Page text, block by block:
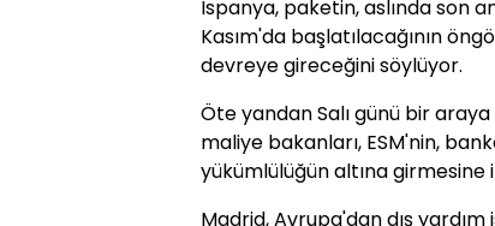
İspanya, paketin, aslında son
Kasım'da başlatılacağının
devreye gireceğini söylüyor.
Öte yandan Salı günü bir
maliye bakanları, ESM'nin,
yükümlülüğün altına
Madrid, Avrupa'dan dış